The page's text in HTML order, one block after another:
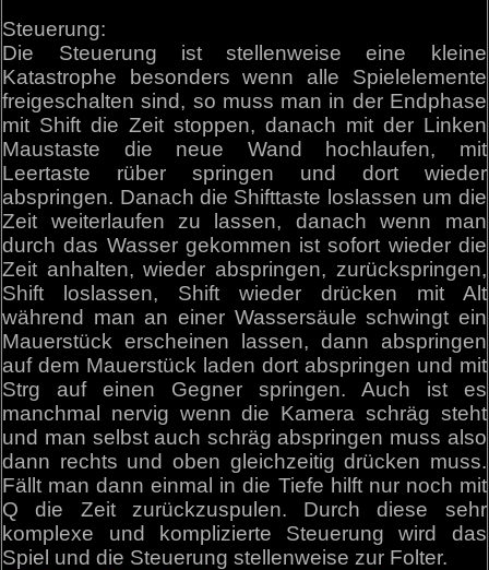
Steuerung:
Die Steuerung ist stellenweise eine kleine
Katastrophe besonders wenn alle Spielelemente
freigeschalten sind, so muss man in der Endphase
mit Shift die Zeit stoppen, danach mit der Linken
Maustaste die neue Wand hochlaufen, mit
Leertaste rüber springen und dort wieder
abspringen. Danach die Shifttaste loslassen um die
Zeit weiterlaufen zu lassen, danach wenn man
durch das Wasser gekommen ist sofort wieder die
Zeit anhalten, wieder abspringen, zurückspringen,
Shift loslassen, Shift wieder drücken mit Alt
während man an einer Wassersäule schwingt ein
Mauerstück erscheinen lassen, dann abspringen
auf dem Mauerstück laden dort abspringen und mit
Strg auf einen Gegner springen. Auch ist es
manchmal nervig wenn die Kamera schräg steht
und man selbst auch schräg abspringen muss also
dann rechts und oben gleichzeitig drücken muss.
Fällt man dann einmal in die Tiefe hilft nur noch mit
Q die Zeit zurückzuspulen. Durch diese sehr
komplexe und komplizierte Steuerung wird das
Spiel und die Steuerung stellenweise zur Folter.